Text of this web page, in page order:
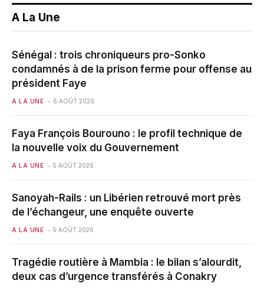
A La Une
Sénégal : trois chroniqueurs pro-Sonko
condamnés à de la prison ferme pour offense au
président Faye
A LA UNE 6 AOÛT 2026
Faya François Bourouno : le profil technique de
la nouvelle voix du Gouvernement
A LA UNE 5 AOÛT 2026
Sanoyah-Rails : un Libérien retrouvé mort près
de l’échangeur, une enquête ouverte
A LA UNE 5 AOÛT 2026
Tragédie routière à Mambia : le bilan s’alourdit,
deux cas d’urgence transférés à Conakry